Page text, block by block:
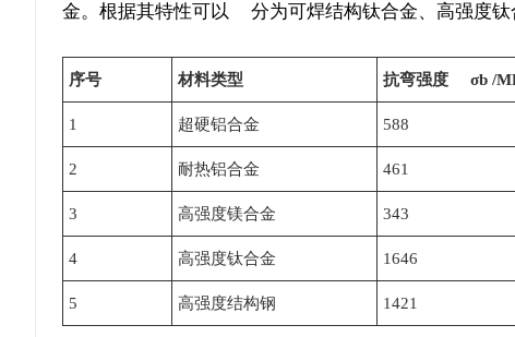
金。根据其特性可以 分为可焊结构钛合金、高强度钛
序号 材料类型 抗弯强度 σb /
1 超硬铝合金 588
2 耐热铝合金 461
3 高强度镁合金 343
4 高强度钛合金 1646
5 高强度结构钢 1421